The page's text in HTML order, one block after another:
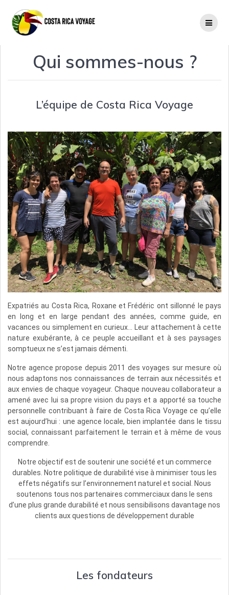
Qui sommes-nous ?
L’équipe de Costa Rica Voyage
Expatriés au Costa Rica, Roxane et Frédéric ont sillonné le pays
en long et en large pendant des années, comme guide, en
vacances ou simplement en curieux… Leur attachement à cette
nature exubérante, à ce peuple accueillant et à ses paysages
somptueux ne s’est jamais démenti.
Notre agence propose depuis 2011 des voyages sur mesure où
nous adaptons nos connaissances de terrain aux nécessités et
aux envies de chaque voyageur. Chaque nouveau collaborateur a
amené avec lui sa propre vision du pays et a apporté sa touche
personnelle contribuant à faire de Costa Rica Voyage ce qu’elle
est aujourd’hui : une agence locale, bien implantée dans le tissu
social, connaissant parfaitement le terrain et à même de vous
comprendre.
Notre objectif est de soutenir une société et un commerce
durables. Notre politique de durabilité vise à minimiser tous les
effets négatifs sur l’environnement naturel et social. Nous
soutenons tous nos partenaires commerciaux dans le sens
d’une plus grande durabilité et nous sensibilisons davantage nos
clients aux questions de développement durable
Les fondateurs